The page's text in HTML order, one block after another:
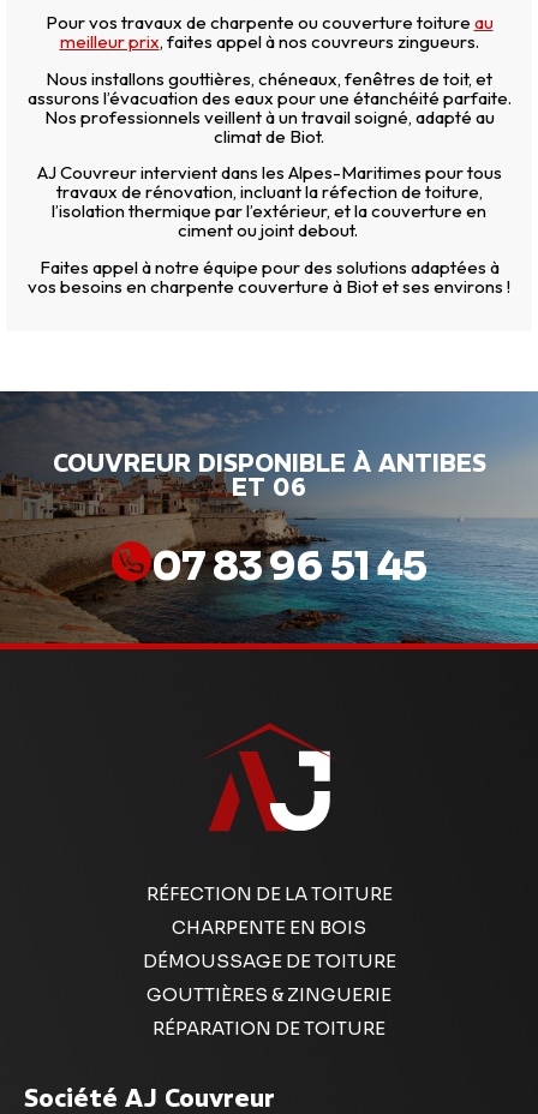
Pour vos travaux de charpente ou couverture toiture au
meilleur prix, faites appel à nos couvreurs zingueurs.
Nous installons gouttières, chéneaux, fenêtres de toit, et
assurons l’évacuation des eaux pour une étanchéité parfaite.
Nos professionnels veillent à un travail soigné, adapté au
climat de Biot.
AJ Couvreur intervient dans les Alpes-Maritimes pour tous
travaux de rénovation, incluant la réfection de toiture,
l’isolation thermique par l’extérieur, et la couverture en
ciment ou joint debout.
Faites appel à notre équipe pour des solutions adaptées à
vos besoins en charpente couverture à Biot et ses environs !
COUVREUR DISPONIBLE À ANTIBES
ET 06
07 83 96 51 45
RÉFECTION DE LA TOITURE
CHARPENTE EN BOIS
DÉMOUSSAGE DE TOITURE
GOUTTIÈRES & ZINGUERIE
RÉPARATION DE TOITURE
Société AJ Couvreur